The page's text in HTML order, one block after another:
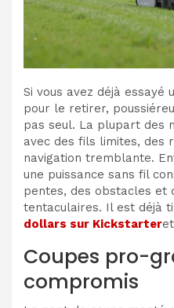
Si vous avez déjà essayé
pour le retirer,
pas seul. La plupart des
avec des fils limites, des
navigation tremblante.
une puissance sans fil
pentes, des obstacles et
tentaculaires. Il est déjà
dollars sur Kickstarter
Coupes pro-
compromis